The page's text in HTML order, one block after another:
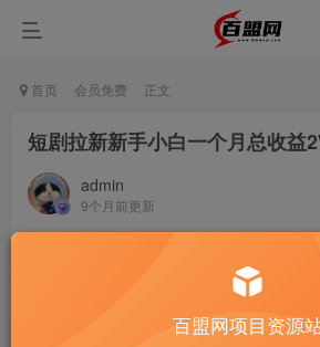
首页 会员免费 正文
短剧拉新新手小白一个月总收益
admin
9个月前更新
短剧拉新新手小白一个月总收益2W+实操
此内容为付费阅读，请付费后查看
百盟网项目资源